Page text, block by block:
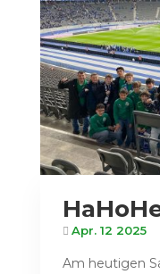
Apr. 12 2025
Am heutigen